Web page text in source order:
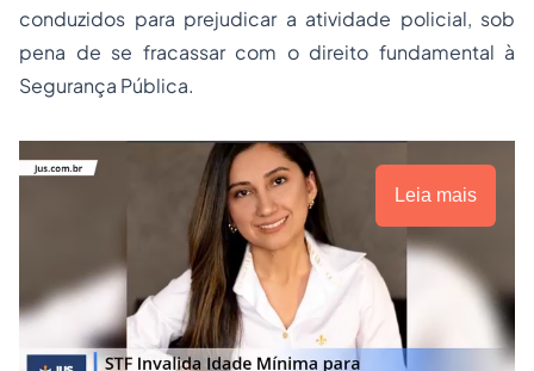
conduzidos para prejudicar a atividade policial, sob
pena de se fracassar com o direito fundamental à
Segurança Pública.
Leia mais